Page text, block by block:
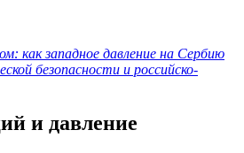
как западное давление на Сербию
безопасности и российско-
и давление